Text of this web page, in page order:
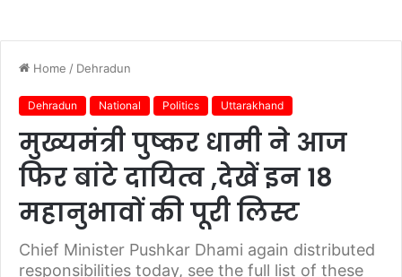
Home / Dehradun
Dehradun National Politics Uttarakhand
मुख्यमंत्री पुष्कर धामी ने आज
फिर बांटे दायित्व ,देखें इन 18
महानुभावों की पूरी लिस्ट
Chief Minister Pushkar Dhami again distributed
responsibilities today, see the full list of these